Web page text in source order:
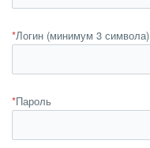
*Логин (минимум 3 символа)
*Пароль